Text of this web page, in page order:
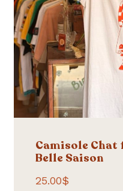
Camisole Chat
Belle Saison
25.00$